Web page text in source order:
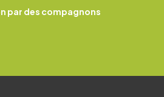
par des compagnons